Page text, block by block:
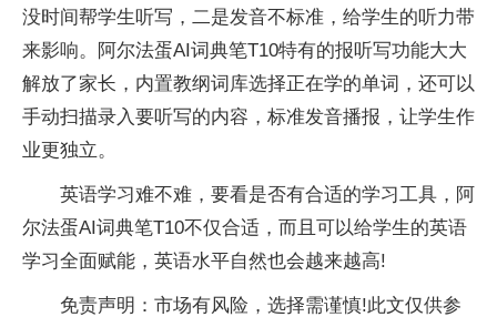
没时间帮学生听写，二是发音不标准，给学生的听力带
来影响。阿尔法蛋AI词典笔T10特有的报听写功能大大
解放了家长，内置教纲词库选择正在学的单词，还可以
手动扫描录入要听写的内容，标准发音播报，让学生作
业更独立。
英语学习难不难，要看是否有合适的学习工具，阿
尔法蛋AI词典笔T10不仅合适，而且可以给学生的英语
学习全面赋能，英语水平自然也会越来越高!
免责声明：市场有风险，选择需谨慎!此文仅供参